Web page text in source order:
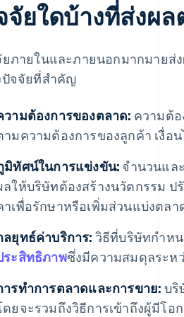
จัยใดบ้างที่ส่งผล
ภายในและภายนอกมากมายส่
ปัจจัยที่สําคัญ
วามต้องการของตลาด: ความต้
ามความต้องการของลูกค้า เงื่อ
มิทัศน์ในการแข่งขัน: จํานวนแล
ลให้บริษัทต้องสร้างนวัตกรรม
าเพื่อรักษาหรือเพิ่มส่วนแบ่งตลา
ลยุทธ์ค่าบริการ: วิธีที่บริษัทกําห
ระสิทธิภาพซึ่งมีความสมดุลระห
ารทําการตลาดและการขาย: บริ
ดยจะรวมถึงวิธีการเข้าถึงผู้มีโอ